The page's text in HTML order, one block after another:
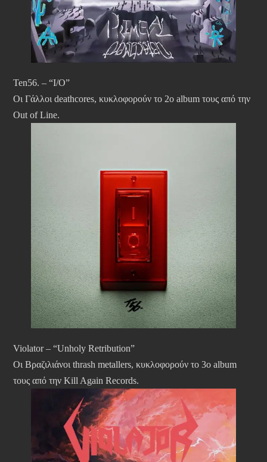
Ten56. – “I/O”
Οι Γάλλοι deathcores, κυκλοφορούν το 2ο album τους από την
Out of Line.
Violator – “Unholy Retribution”
Οι Βραζιλιάνοι thrash metallers, κυκλοφορούν το 3ο album
τους από την Kill Again Records.